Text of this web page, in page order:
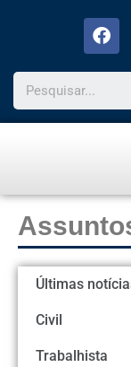
Últimas
Civil
Trabalhista